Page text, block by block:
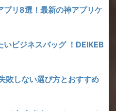
プリ8選！最新の神アプリケ
ビジネスバッグ ！DEIKEB
敗しない選び方とおすすめ